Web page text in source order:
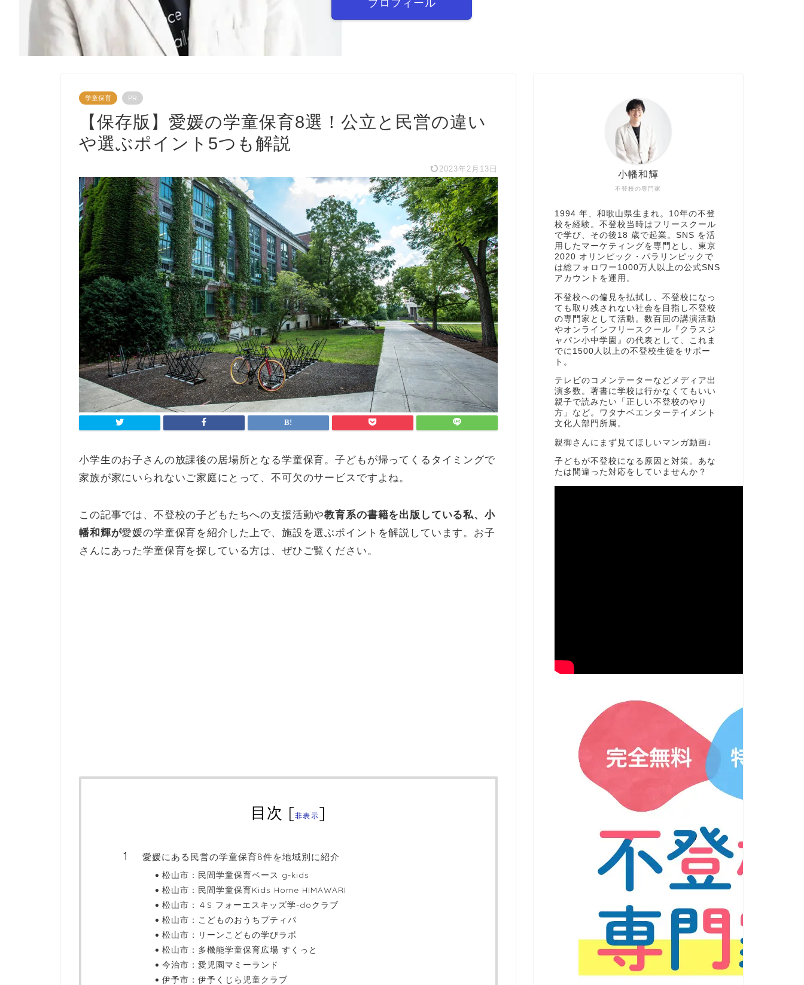
プロフィール
学童保育 PR
【保存版】愛媛の学童保育8選！公立と民営の違い
や選ぶポイント5つも解説
2023年2月13日
小学生のお子さんの放課後の居場所となる学童保育。子どもが帰ってくるタイミングで
家族が家にいられないご家庭にとって、不可欠のサービスですよね。
この記事では、不登校の子どもたちへの支援活動や教育系の書籍を出版している私、小
幡和輝が愛媛の学童保育を紹介した上で、施設を選ぶポイントを解説しています。お子
さんにあった学童保育を探している方は、ぜひご覧ください。
目次 [非表示]
愛媛にある民営の学童保育8件を地域別に紹介
松山市：民間学童保育ベース g-kids
松山市：民間学童保育Kids Home HIMAWARI
松山市：４S フォーエスキッズ学-doクラブ
松山市：こどものおうちプティパ
松山市：リーンこどもの学びラボ
松山市：多機能学童保育広場 すくっと
今治市：愛児園マミーランド
伊予市：伊予くじら児童クラブ
不登校の専門家
小幡和輝
1994 年、和歌山県生まれ。10年の不登
校を経験。不登校当時はフリースクール
で学び、その後18 歳で起業。SNS を活
用したマーケティングを専門とし、東京
2020 オリンピック・パラリンピックで
は総フォロワー1000万人以上の公式SNS
アカウントを運用。
不登校への偏見を払拭し、不登校になっ
ても取り残されない社会を目指し不登校
の専門家として活動。数百回の講演活動
やオンラインフリースクール『クラスジ
ャパン小中学園』の代表として、これま
でに1500人以上の不登校生徒をサポー
ト。
テレビのコメンテーターなどメディア出
演多数。著書に学校は行かなくてもいい
親子で読みたい「正しい不登校のやり
方」など。ワタナベエンターテイメント
文化人部門所属。
親御さんにまず見てほしいマンガ動画↓
子どもが不登校になる原因と対策。あな
たは間違った対応をしていませんか？